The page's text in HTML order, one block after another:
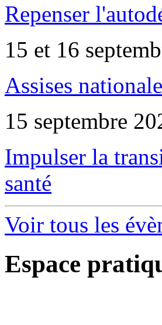
Repenser
15 et 16
Assises
15 septembre
Impulser la
santé
Voir tous les
Espace